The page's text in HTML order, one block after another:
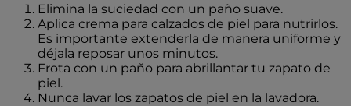
Elimina la suciedad con un paño suave.
Aplica crema para calzados de piel para nutrirlos.
Es importante extenderla de manera uniforme y
déjala reposar unos minutos.
Frota con un paño para abrillantar tu zapato de
piel.
Nunca lavar los zapatos de piel en la lavadora.